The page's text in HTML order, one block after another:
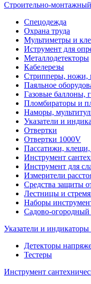
Строительно-
Спецодежда
Охрана труда
Мультиметры и
Иструмент для
Металлодетекторы
Кабелерезы
Стрипперы, ножи,
Паяльное
Газовые баллоны,
Пломбираторы и
Наморы,
Указатели и
Отвертки
Отвертки 1000V
Пассатижи, клещи,
Инструмент
Инструмент для
Измерители
Средства защиты
Лестницы и
Наборы
Садово-огородный
Указатели и
Детекторы
Тестеры
Инструмент